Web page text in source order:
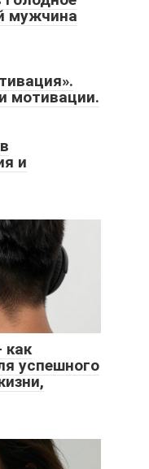
мужчина
мотивации.
и
как
успешного